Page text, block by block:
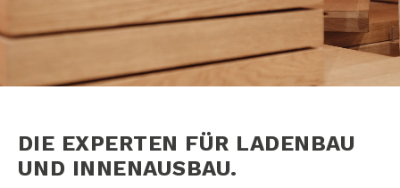
DIE EXPERTEN FÜR LADENBAU
UND INNENAUSBAU.